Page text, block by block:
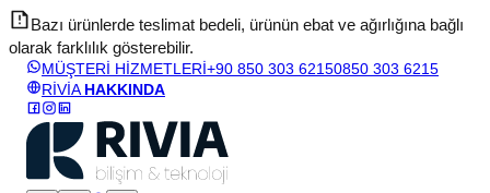
Bazı ürünlerde teslimat bedeli, ürünün ebat ve ağırlığına bağlı
olarak farklılık gösterebilir.
MÜŞTERİ HİZMETLERİ+90 850 303 62150850 303 6215
RİVİA HAKKINDA